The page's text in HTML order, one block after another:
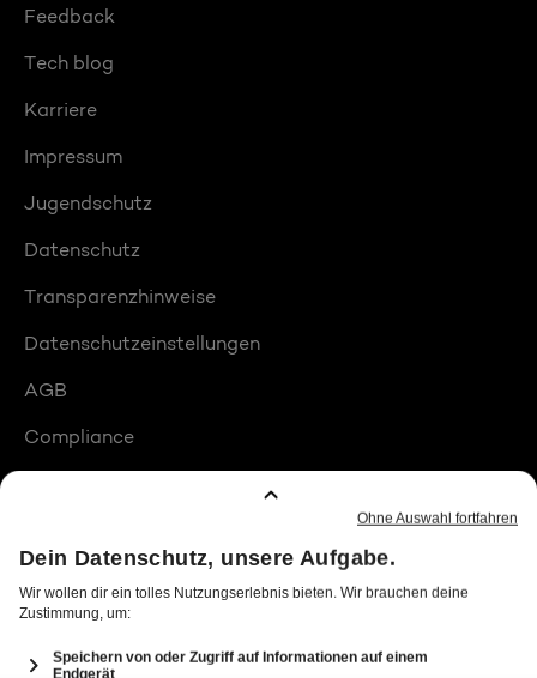
Feedback
Tech blog
Karriere
Impressum
Jugendschutz
Datenschutz
Transparenzhinweise
Datenschutzeinstellungen
AGB
Compliance